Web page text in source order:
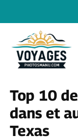
contenu
Top 10
dans et
Texas